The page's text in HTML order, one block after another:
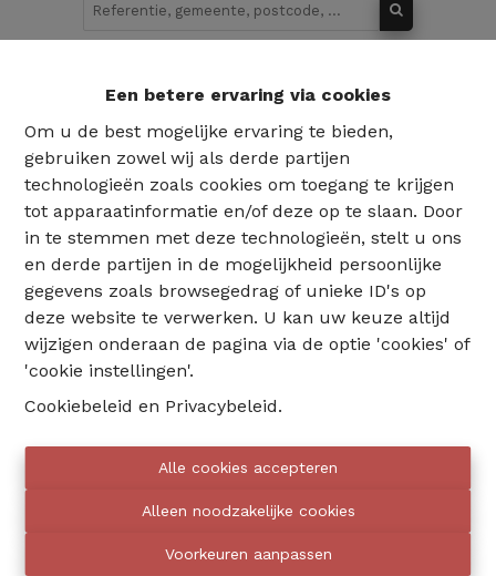
Een betere ervaring via cookies
Om u de best mogelijke ervaring te bieden,
gebruiken zowel wij als derde partijen
technologieën zoals cookies om toegang te krijgen
tot apparaatinformatie en/of deze op te slaan. Door
in te stemmen met deze technologieën, stelt u ons
en derde partijen in de mogelijkheid persoonlijke
gegevens zoals browsegedrag of unieke ID's op
deze website te verwerken. U kan uw keuze altijd
wijzigen onderaan de pagina via de optie 'cookies' of
'cookie instellingen'.
Cookiebeleid en Privacybeleid.
Alle cookies accepteren
Alleen noodzakelijke cookies
Voorkeuren aanpassen
02 735 18 38